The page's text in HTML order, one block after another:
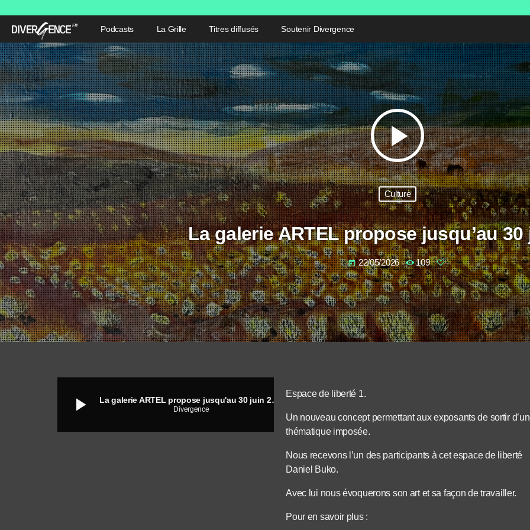
Podcasts La Grille Titres diffusés Soutenir Divergence
play_arrow
Culture
La galerie ARTEL propose jusqu’au 30
today 22/05/2026 109
play_arrow La galerie ARTEL propose jusqu'au 30 juin 2026
Divergence
Espace de liberté 1.
Un nouveau concept permettant aux exposants de sortir
thématique imposée.
Nous recevons l’un des participants à cet espace de liberté
Daniel Buko.
Avec lui nous évoquerons son art et sa façon de travailler.
Pour en savoir plus :